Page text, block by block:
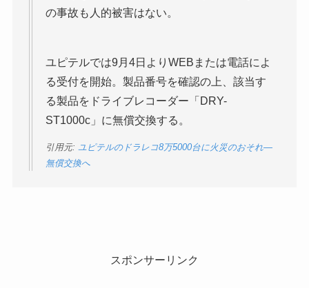
の事故も人的被害はない。
ユピテルでは9月4日よりWEBまたは電話によ
る受付を開始。製品番号を確認の上、該当す
る製品をドライブレコーダー「DRY-
ST1000c」に無償交換する。
引用元: ユピテルのドラレコ8万5000台に火災のおそれ—
無償交換へ
スポンサーリンク